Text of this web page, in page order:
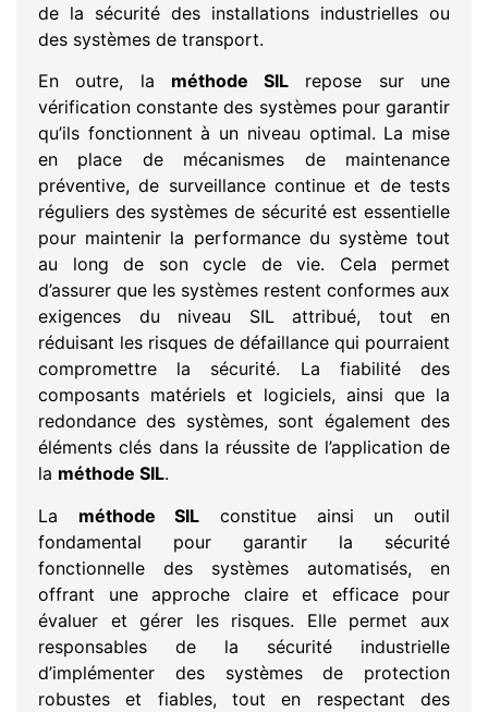
de la sécurité des installations industrielles ou
des systèmes de transport.
En outre, la méthode SIL repose sur une
vérification constante des systèmes pour garantir
qu’ils fonctionnent à un niveau optimal. La mise
en place de mécanismes de maintenance
préventive, de surveillance continue et de tests
réguliers des systèmes de sécurité est essentielle
pour maintenir la performance du système tout
au long de son cycle de vie. Cela permet
d’assurer que les systèmes restent conformes aux
exigences du niveau SIL attribué, tout en
réduisant les risques de défaillance qui pourraient
compromettre la sécurité. La fiabilité des
composants matériels et logiciels, ainsi que la
redondance des systèmes, sont également des
éléments clés dans la réussite de l’application de
la méthode SIL.
La méthode SIL constitue ainsi un outil
fondamental pour garantir la sécurité
fonctionnelle des systèmes automatisés, en
offrant une approche claire et efficace pour
évaluer et gérer les risques. Elle permet aux
responsables de la sécurité industrielle
d’implémenter des systèmes de protection
robustes et fiables, tout en respectant des